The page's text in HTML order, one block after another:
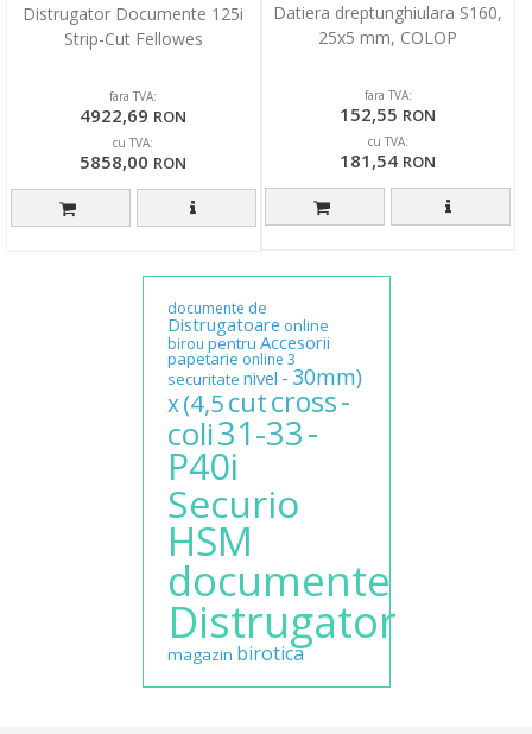
Distrugator Documente 125i
Strip-Cut Fellowes
fara TVA:
4922,69 RON
cu TVA:
5858,00 RON
Datiera dreptunghiulara S160,
25x5 mm, COLOP
fara TVA:
152,55 RON
cu TVA:
181,54 RON
documente de
Distrugatoare online
birou pentru Accesorii
papetarie online 3
securitate nivel - 30mm)
x(4,5cutcross-
coli31-33-
P40i
Securio
HSM
documente
Distrugator
magazin birotica